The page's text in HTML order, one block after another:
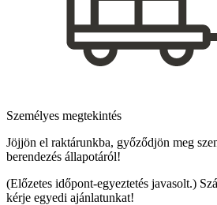
Személyes megtekintés
Jöjjön el raktárunkba, győződjön meg
berendezés állapotáról!
(Előzetes időpont-egyeztetés javasolt.)
kérje egyedi ajánlatunkat!